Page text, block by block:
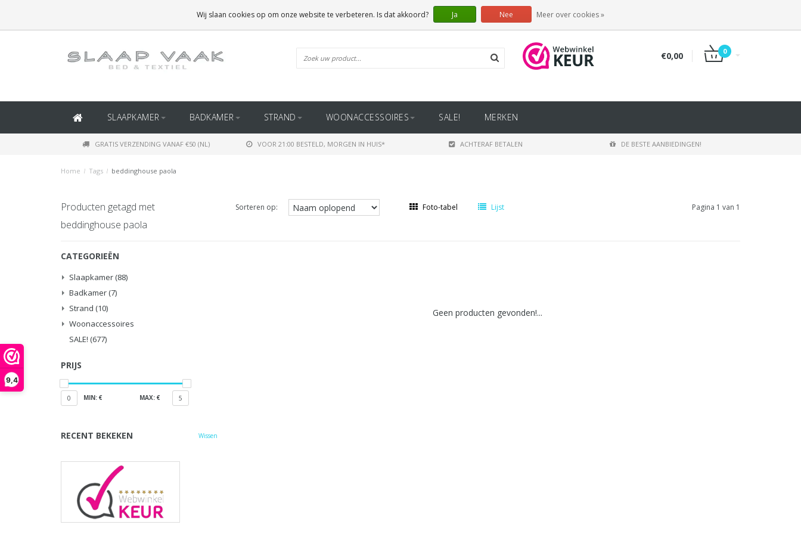
9,4
(BINNEN BELGIË)
€0,00 0
SLAAPKAMER BADKAMER STRAND WOONACCESSOIRES SALE! MERKEN
GRATIS VERZENDING VANAF €50 (NL) VOOR 21:00 BESTELD, MORGEN IN HUIS* ACHTERAF BETALEN DE BESTE AANBIEDINGEN!
Home / Tags / beddinghouse paola
Producten getagd met
beddinghouse paola
Sorteren op: Foto-tabel Lijst Pagina 1 van 1
CATEGORIEËN
Slaapkamer (88)
Badkamer (7)
Strand (10)
Woonaccessoires
SALE! (677)
PRIJS
0 MIN: € MAX: € 5
RECENT BEKEKEN Wissen
Geen producten gevonden!...
Wij slaan cookies op om onze website te verbeteren. Is dat akkoord? Ja Nee Meer over cookies »